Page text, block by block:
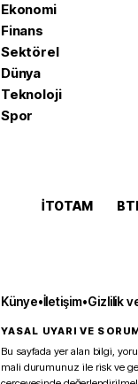
Ekonomi
Finans
Sektörel
Dünya
Teknoloji
Spor
İTOTAM
Künye•İletişim•Gizlilik
YASAL UYARI VE
Bu sayfada yer alan bilgi,
mali durumunuz ile risk ve